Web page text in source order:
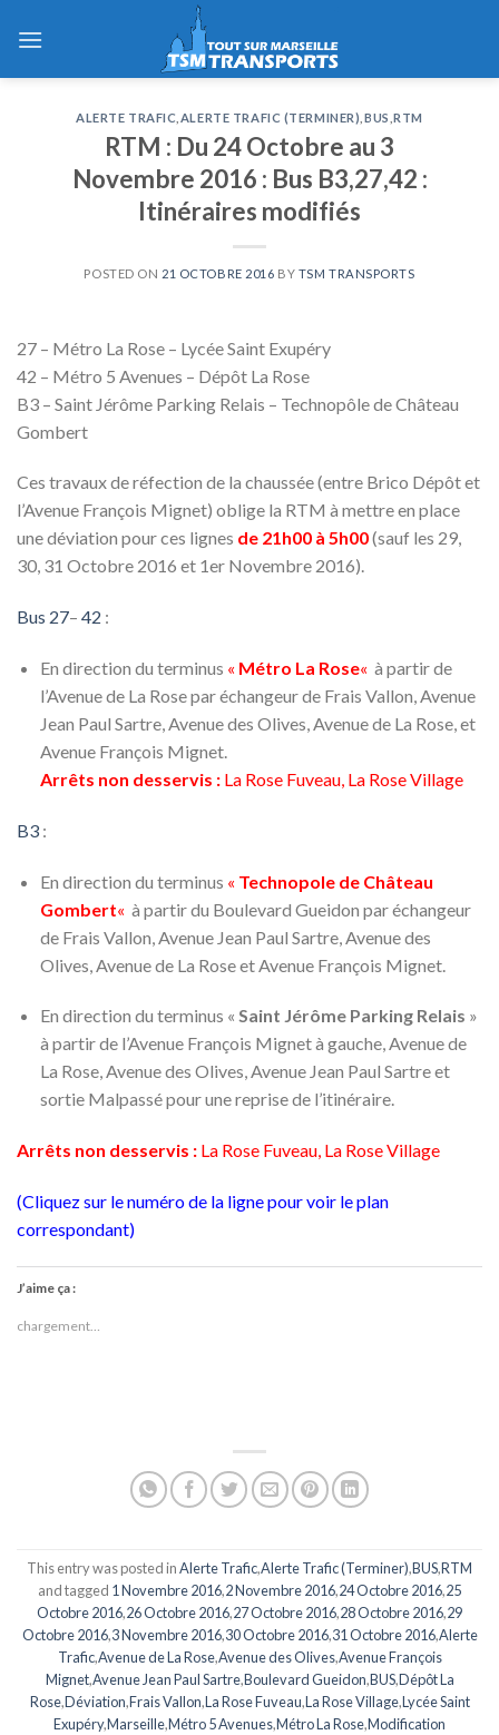
ALERTE TRAFIC ALERTE TRAFIC (TERMINER) BUS ,RTM
RTM : Du 24 Octobre au 3
Novembre 2016 : Bus B3,27,42 :
Itinéraires modifiés
POSTED ON 21 OCTOBRE 2016 BY TSM TRANSPORTS
27 – Métro La Rose – Lycée Saint Exupéry
42 – Métro 5 Avenues – Dépôt La Rose
B3 – Saint Jérôme Parking Relais – Technopôle de Château
Gombert
Ces travaux de réfection de la chaussée (entre Brico Dépôt et
l’Avenue François Mignet) oblige la RTM à mettre en place
une déviation pour ces lignes de 21h00 à 5h00(sauf les 29,
30, 31 Octobre 2016 et 1er Novembre 2016).
Bus 27– 42 :
En direction du terminus « Métro La Rose« à partir de
l’Avenue de La Rose par échangeur de Frais Vallon, Avenue
Jean Paul Sartre, Avenue des Olives, Avenue de La Rose, et
Avenue François Mignet.
Arrêts non desservis :La Rose Fuveau, La Rose Village
B3 :
En direction du terminus « Technopole de Château
Gombert« à partir du Boulevard Gueidon par échangeur
de Frais Vallon, Avenue Jean Paul Sartre, Avenue des
Olives, Avenue de La Rose et Avenue François Mignet.
En direction du terminus « Saint Jérôme Parking Relais »
à partir de l’Avenue François Mignet à gauche, Avenue de
La Rose, Avenue des Olives, Avenue Jean Paul Sartre et
sortie Malpassé pour une reprise de l’itinéraire.
Arrêts non desservis : La Rose Fuveau, La Rose Village
(Cliquez sur le numéro de la ligne pour voir le plan
correspondant)
J’aime ça :
chargement…
This entry was posted inAlerte Trafic,Alerte Trafic (Terminer),BUS,RTM
and tagged 1 Novembre 2016,2 Novembre 2016,24 Octobre 2016,25
Octobre 2016,26 Octobre 2016,27 Octobre 2016,28 Octobre 2016,29
Octobre 2016,3 Novembre 2016,30 Octobre 2016,31 Octobre 2016,Alerte
Trafic,Avenue de La Rose,Avenue des Olives,Avenue François
Mignet,Avenue Jean Paul Sartre,Boulevard Gueidon,BUS,Dépôt La
Rose,Déviation,Frais Vallon,La Rose Fuveau,La Rose Village,Lycée Saint
Exupéry,Marseille,Métro 5 Avenues,Métro La Rose,Modification